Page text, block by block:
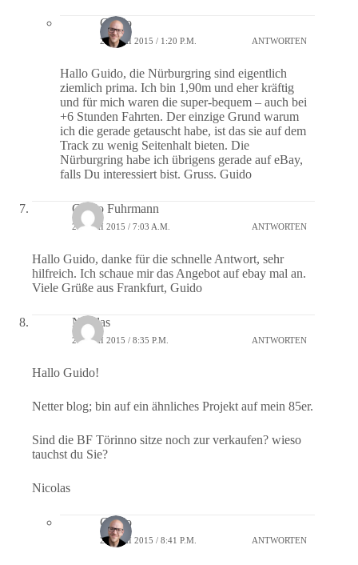
Guido
26. MAI 2015 / 1:20 P.M. ANTWORTEN
Hallo Guido, die Nürburgring sind eigentlich
ziemlich prima. Ich bin 1,90m und eher kräftig
und für mich waren die super-bequem – auch bei
+6 Stunden Fahrten. Der einzige Grund warum
ich die gerade getauscht habe, ist das sie auf dem
Track zu wenig Seitenhalt bieten. Die
Nürburgring habe ich übrigens gerade auf eBay,
falls Du interessiert bist. Gruss. Guido
Guido Fuhrmann
28. MAI 2015 / 7:03 A.M. ANTWORTEN
Hallo Guido, danke für die schnelle Antwort, sehr
hilfreich. Ich schaue mir das Angebot auf ebay mal an.
Viele Grüße aus Frankfurt, Guido
Nicolas
28. MAI 2015 / 8:35 P.M. ANTWORTEN
Hallo Guido!
Netter blog; bin auf ein ähnliches Projekt auf mein 85er.
Sind die BF Törinno sitze noch zur verkaufen? wieso
tauchst du Sie?
Nicolas
Guido
28. MAI 2015 / 8:41 P.M. ANTWORTEN